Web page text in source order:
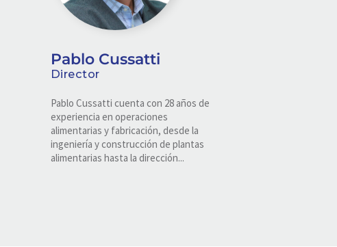
Pablo Cussatti
Director
Pablo Cussatti cuenta con 28 años de
experiencia en operaciones
alimentarias y fabricación, desde la
ingeniería y construcción de plantas
alimentarias hasta la dirección...